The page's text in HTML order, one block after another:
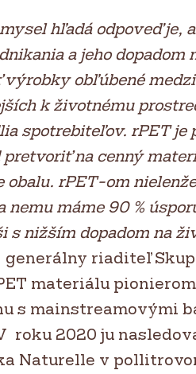
hľadá odpoveď je,
a jeho dopadom
výrobky obľúbené medzi
k životnému
spotrebiteľov. rPET je
na cenný
obalu. rPET-om
máme 90 %
s nižším dopadom na
generálny riaditeľ
materiálu
s mainstreamovými
roku 2020 ju
Naturelle v